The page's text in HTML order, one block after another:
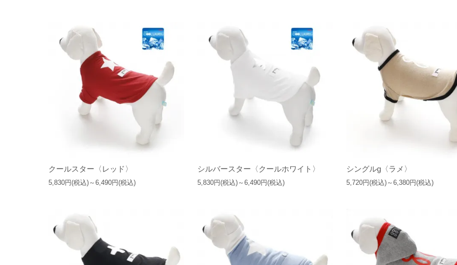
クールスター〈レッド〉
5,830円(税込)～6,490円(税込)
シルバースター〈クールホワイト〉
5,830円(税込)～6,490円(税込)
シングルg〈ラメ〉
5,720円(税込)～6,380円(税込)